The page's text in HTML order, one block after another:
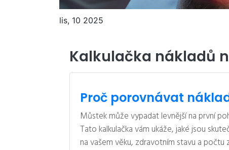
lis, 10 2025
Kalkulačka nákladů
Proč porovnávat
Můstek může vypadat levnější na první
Tato kalkulačka vám ukáže, jaké jsou
na vašem věku, zdravotním stavu a počtu